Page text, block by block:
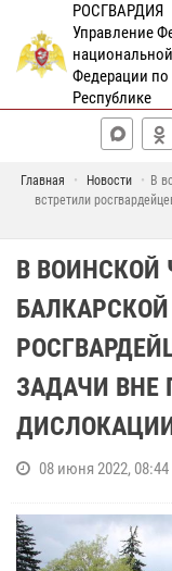
РОСГВАРДИЯ
Управление
Федерации по
Республике
Главная Новости
В
встретили
В ВОИНСКОЙ
ЗАДАЧИ ВНЕ
08 июня 2022, 08:44